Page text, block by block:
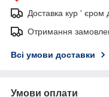
Доставка кур ' єром
Отримання
Всі умови доставки
Умови оплати